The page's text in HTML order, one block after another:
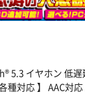
5.3 イヤホン 低遅
種対応 】 AAC対